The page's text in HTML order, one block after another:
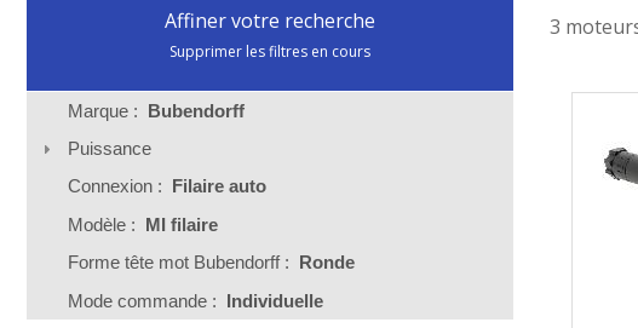
Affiner votre recherche
Supprimer les filtres en cours
Marque : Bubendorff
Puissance
Connexion : Filaire auto
Modèle : MI filaire
Forme tête mot Bubendorff : Ronde
Mode commande : Individuelle
3